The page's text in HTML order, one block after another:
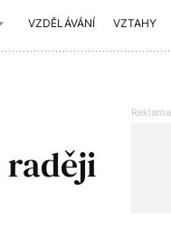
VZDĚLÁVÁNÍ VZTAHY
raději